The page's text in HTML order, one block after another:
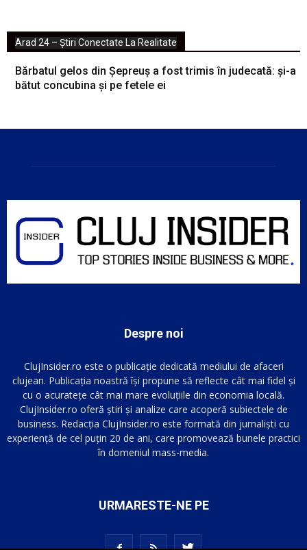
Arad 24 – Știri Conectate La Realitate
Bărbatul gelos din Șepreuș a fost trimis în judecată: și-a
bătut concubina și pe fetele ei
Despre noi
ClujInsider.ro este o publicație dedicată mediului de afaceri
clujean. Publicația noastră își propune să reflecte cât mai fidel și
cu o acuratețe cât mai mare evoluțiile din economia locală.
ClujInsider.ro oferă știri și analize care acoperă subiectele de
business. Redacția ClujInsider.ro este formată din jurnaliști cu
experiență de cel puțin 20 de ani, care promovează bunele practici
în domeniul mass-media.
URMARESTE-NE PE